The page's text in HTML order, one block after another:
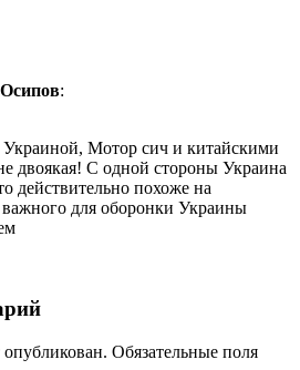
:
Украиной, Мотор сич и китайскими
двоякая! С одной стороны Украина
действительно похоже на
важного для оборонки Украины
Обязательные поля